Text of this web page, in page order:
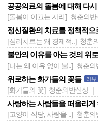
공공의료의 돌봄에 대해 다
[돌봄이 이끄는 자리] 청춘의
정신질환의 치료를 정책적
[심리치료는 왜 경제적..] 청춘
불안의 이유를 아는 것의 위
[나는 왜 이유 없이 불..] 청춘
위로하는 화가들의 꽃들 리뷰
[화가들의 꽃] 청춘의반신상 |
사랑하는 사람들을 떠올리게
[고양이 식당, 사랑을 ..] 청춘